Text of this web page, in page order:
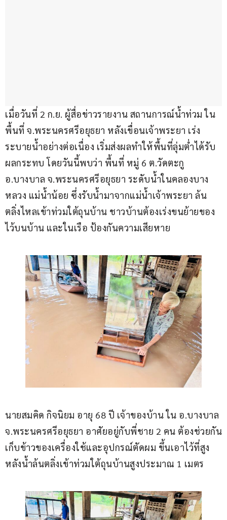
เมื่อวันที่ 2 ก.ย. ผู้สื่อข่าวรายงาน สถานการณ์น้ำท่วม ใน
พื้นที่ จ.พระนครศรีอยุธยา หลังเขื่อนเจ้าพระยา เร่ง
ระบายน้ำอย่างต่อเนื่อง เริ่มส่งผลทำให้พื้นที่ลุ่มต่ำได้รับ
ผลกระทบ โดยวันนี้พบว่า พื้นที่ หมู่ 6 ต.วัดตะกู
อ.บางบาล จ.พระนครศรีอยุธยา ระดับน้ำในคลองบาง
หลวง แม่น้ำน้อย ซึ่งรับน้ำมาจากแม่น้ำเจ้าพระยา ล้น
ตลิ่งไหลเข้าท่วมใต้ถุนบ้าน ชาวบ้านต้องเร่งขนย้ายของ
ไว้บนบ้าน และในเรือ ป้องกันความเสียหาย
นายสมคิด กิจนิยม อายุ 68 ปี เจ้าของบ้าน ใน อ.บางบาล
จ.พระนครศรีอยุธยา อาศัยอยู่กับพี่ชาย 2 คน ต้องช่วยกัน
เก็บข้าวของเครื่องใช้และอุปกรณ์ตัดผม ขึ้นเอาไว้ที่สูง
หลังน้ำล้นตลิ่งเข้าท่วมใต้ถุนบ้านสูงประมาณ 1 เมตร